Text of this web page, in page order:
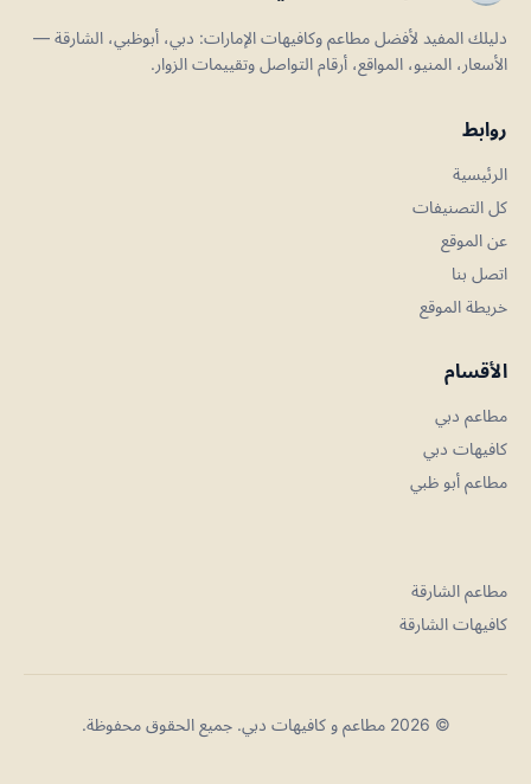
دليلك المفيد لأفضل مطاعم وكافيهات الإمارات: دبي، أبوظبي، الشارقة —
الأسعار، المنيو، المواقع، أرقام التواصل وتقييمات الزوار.
روابط
الرئيسية
كل التصنيفات
عن الموقع
اتصل بنا
خريطة الموقع
الأقسام
مطاعم دبي
كافيهات دبي
مطاعم أبو ظبي
مطاعم الشارقة
كافيهات الشارقة
© 2026 مطاعم و كافيهات دبي. جميع الحقوق محفوظة.